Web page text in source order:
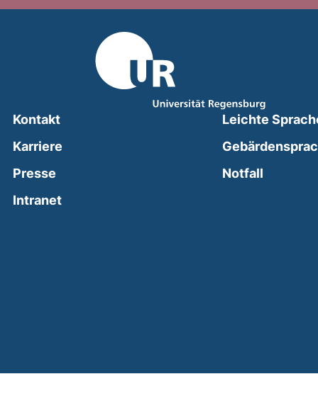
Kontakt
Karriere
Presse
Intranet(external link, opens in a new window)
Leichte
Notfall